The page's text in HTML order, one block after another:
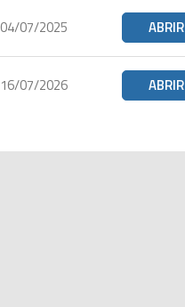
04/07/2025 ABRIR
16/07/2026 ABRIR